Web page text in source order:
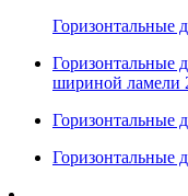
Горизонтальные
Горизонтальные
шириной ламели
Горизонтальные
Горизонтальные